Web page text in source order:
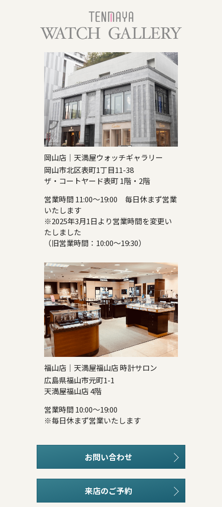
岡山店｜天満屋ウォッチギャラリー
岡山市北区表町1丁目11-38
ザ・コートヤード表町 1階・2階
営業時間 11:00～19:00 毎日休まず営業
いたします
※2025年3月1日より営業時間を変更い
たしました
（旧営業時間：10:00～19:30）
福山店｜天満屋福山店 時計サロン
広島県福山市元町1-1
天満屋福山店 4階
営業時間 10:00～19:00
※毎日休まず営業いたします
お問い合わせ
来店のご予約